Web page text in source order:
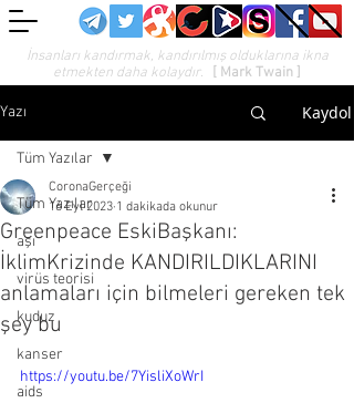
İnsanları kandırmak, kandırılmış olduklarına ikna
etmekten daha kolaydır.
[ Mark Twain ]
Yazı Kaydol
Tüm Yazılar
aşı
virüs teorisi
kuduz
kanser
aids
Tüm Yazılar
Greenpeace EskiBaşkanı:
İklimKrizinde KANDIRILDIKLARINI
anlamaları için bilmeleri gereken tek
şey bu
CoronaGerçeği
16 Eyl 2023 1 dakikada okunur
https://youtu.be/7YisliXoWrI